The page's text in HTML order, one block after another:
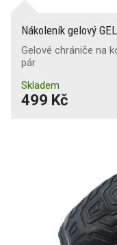
Nákoleník gelový
Gelové chrániče na
pár
Skladem
499 Kč